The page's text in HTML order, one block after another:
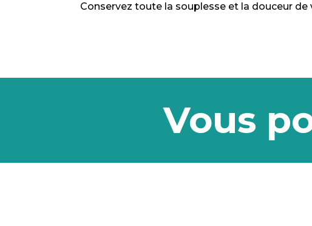
Conservez toute la souplesse et la douceur
Vous